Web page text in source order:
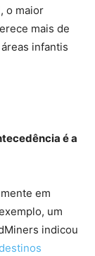
, o maior
mais de
infantis
é a
em
um
indicou